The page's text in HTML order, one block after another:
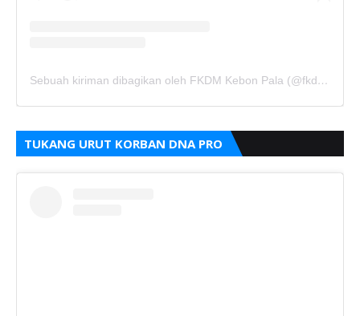
Sebuah kiriman dibagikan oleh FKDM Kebon Pala (@fkdm_kebonpala)
TUKANG URUT KORBAN DNA PRO